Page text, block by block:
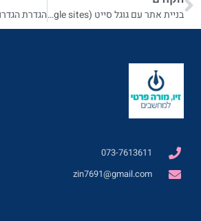
בניית אתר עם גוגל סייט (google sites)
073-7613611
zin7691@gmail.com